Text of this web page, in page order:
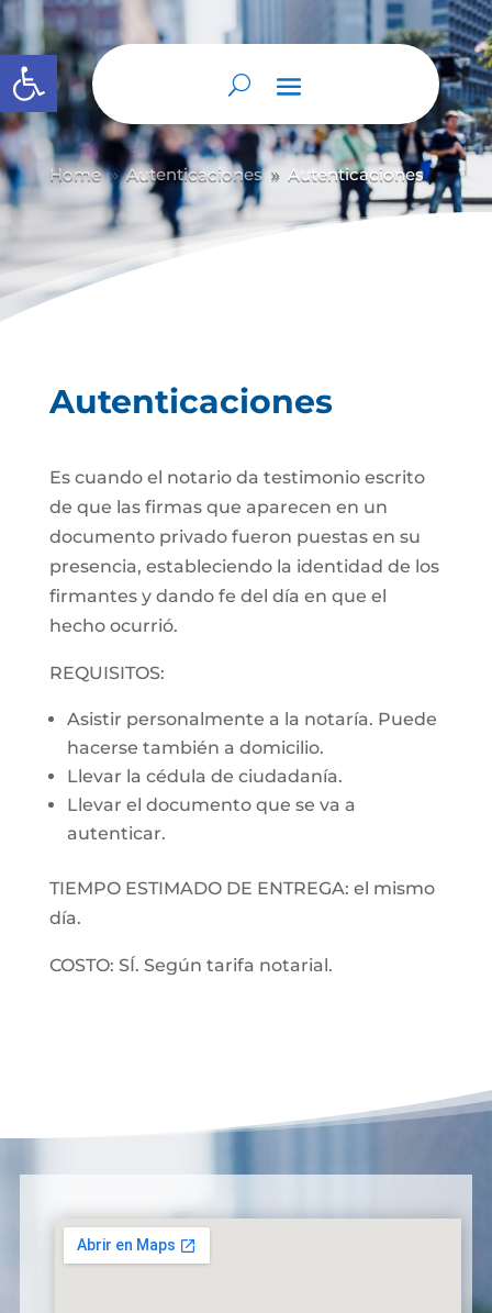
Abrir barra de herramientas
Home 9 Autenticaciones 9 Autenticaciones
Autenticaciones
Es cuando el notario da testimonio escrito
de que las firmas que aparecen en un
documento privado fueron puestas en su
presencia, estableciendo la identidad de los
firmantes y dando fe del día en que el
hecho ocurrió.
REQUISITOS:
Asistir personalmente a la notaría. Puede
hacerse también a domicilio.
Llevar la cédula de ciudadanía.
Llevar el documento que se va a
autenticar.
TIEMPO ESTIMADO DE ENTREGA: el mismo
día.
COSTO: SÍ. Según tarifa notarial.